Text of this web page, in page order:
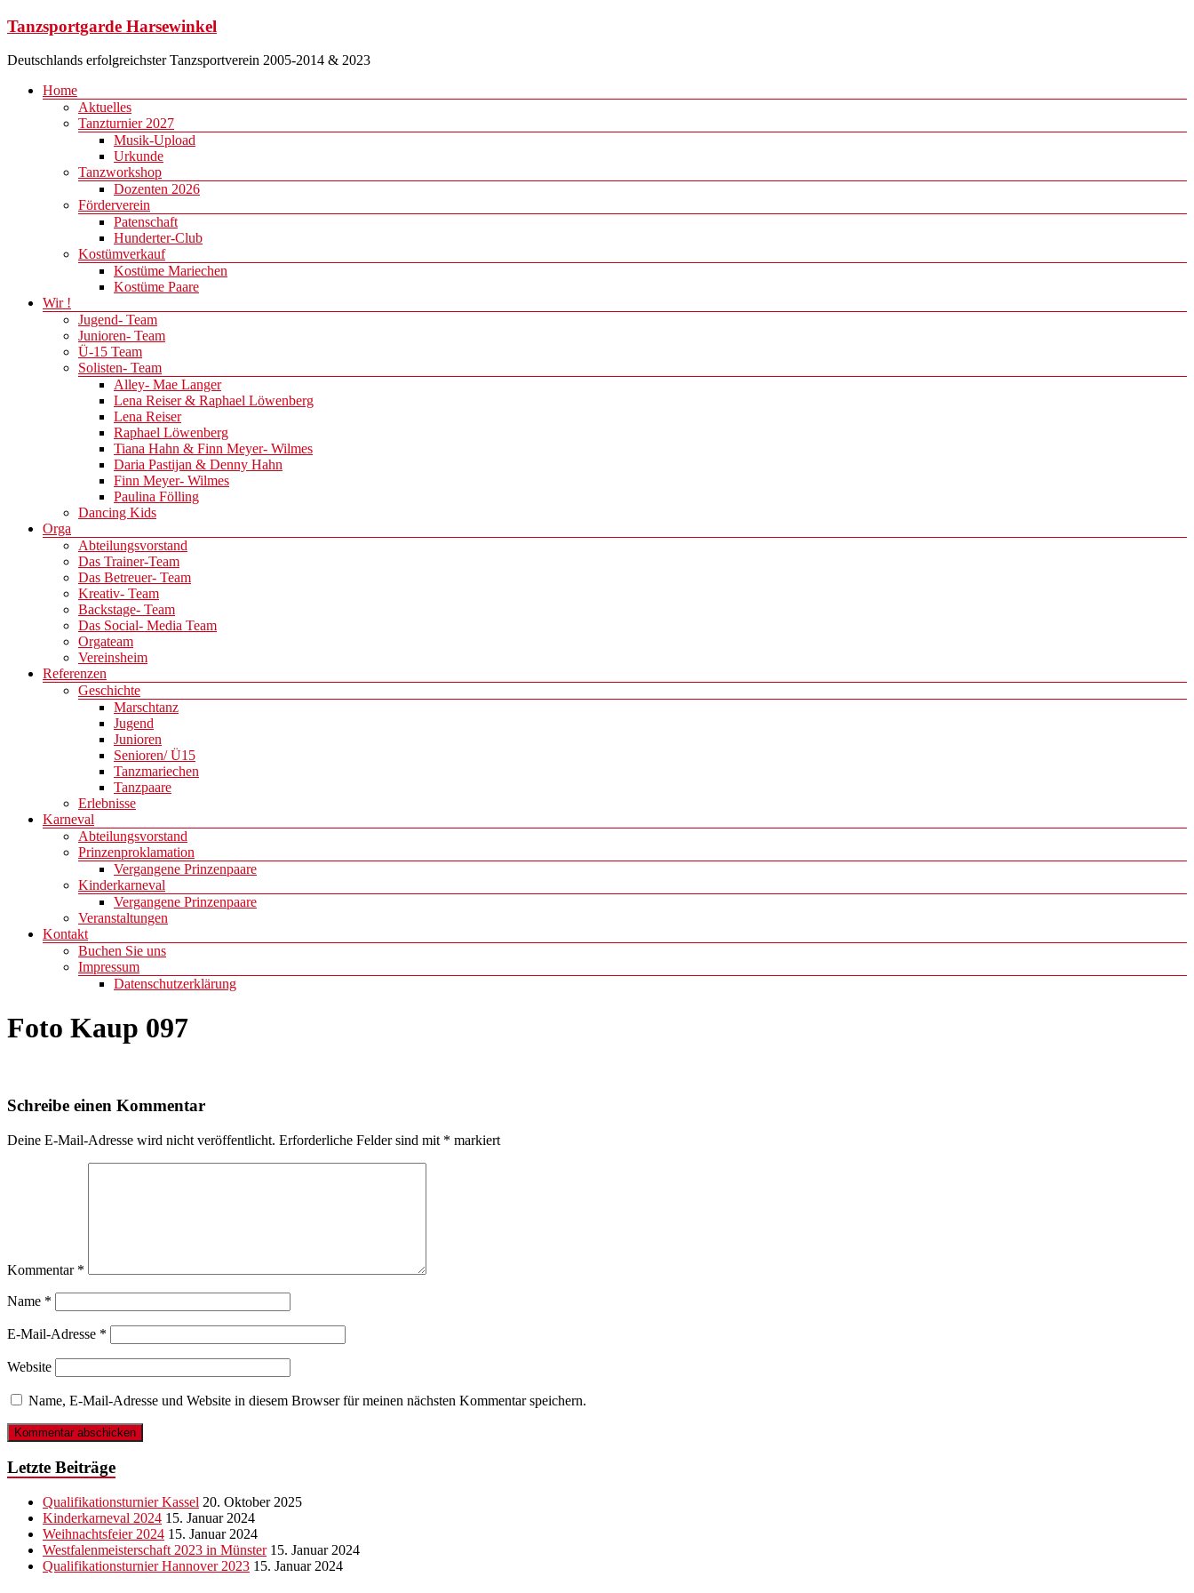
Zum
springen
Tanzsportgarde Harsewinkel
Deutschlands erfolgreichster Tanzsportverein 2005-2014 & 2023
Menü
Home
Aktuelles
Tanzturnier 2027
Musik-Upload
Urkunde
Tanzworkshop
Dozenten 2026
Förderverein
Patenschaft
Hunderter-Club
Kostümverkauf
Kostüme Mariechen
Kostüme Paare
Wir !
Jugend- Team
Junioren- Team
Ü-15 Team
Solisten- Team
Alley- Mae Langer
Lena Reiser & Raphael Löwenberg
Lena Reiser
Raphael Löwenberg
Tiana Hahn & Finn Meyer- Wilmes
Daria Pastijan & Denny Hahn
Finn Meyer- Wilmes
Paulina Fölling
Dancing Kids
Orga
Abteilungsvorstand
Das Trainer-Team
Das Betreuer- Team
Kreativ- Team
Backstage- Team
Das Social- Media Team
Orgateam
Vereinsheim
Referenzen
Geschichte
Marschtanz
Jugend
Junioren
Senioren/ Ü15
Tanzmariechen
Tanzpaare
Erlebnisse
Karneval
Abteilungsvorstand
Prinzenproklamation
Vergangene Prinzenpaare
Kinderkarneval
Vergangene Prinzenpaare
Veranstaltungen
Kontakt
Buchen Sie uns
Impressum
Datenschutzerklärung
Foto Kaup 097
Schreibe einen Kommentar
Deine E-Mail-Adresse wird nicht veröffentlicht. Erforderliche Felder sind mit * markiert
Kommentar *
Name *
E-Mail-Adresse *
Website
Name, E-Mail-Adresse und Website in diesem Browser für meinen nächsten Kommentar speichern.
Letzte Beiträge
Qualifikationsturnier Kassel 20. Oktober 2025
Kinderkarneval 2024 15. Januar 2024
Weihnachtsfeier 2024 15. Januar 2024
Westfalenmeisterschaft 2023 in Münster 15. Januar 2024
Qualifikationsturnier Hannover 2023 15. Januar 2024